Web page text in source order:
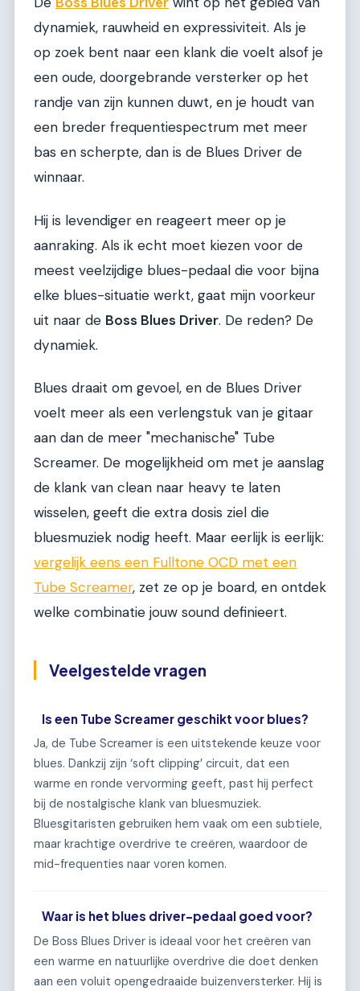
dynamiek, rauwheid en expressiviteit. Als je
op zoek bent naar een klank die voelt alsof je
een oude, doorgebrande versterker op het
randje van zijn kunnen duwt, en je houdt van
een breder frequentiespectrum met meer
bas en scherpte, dan is de Blues Driver de
winnaar.
Hij is levendiger en reageert meer op je
aanraking. Als ik echt moet kiezen voor de
meest veelzijdige blues-pedaal die voor bijna
elke blues-situatie werkt, gaat mijn voorkeur
uit naar de Boss Blues Driver. De reden? De
dynamiek.
Blues draait om gevoel, en de Blues Driver
voelt meer als een verlengstuk van je gitaar
aan dan de meer "mechanische" Tube
Screamer. De mogelijkheid om met je aanslag
de klank van clean naar heavy te laten
wisselen, geeft die extra dosis ziel die
bluesmuziek nodig heeft. Maar eerlijk is eerlijk:
vergelijk eens een Fulltone OCD met een
Tube Screamer, zet ze op je board, en ontdek
welke combinatie jouw sound definieert.
Veelgestelde vragen
Is een Tube Screamer geschikt voor blues?
Ja, de Tube Screamer is een uitstekende keuze voor
blues. Dankzij zijn ‘soft clipping’ circuit, dat een
warme en ronde vervorming geeft, past hij perfect
bij de nostalgische klank van bluesmuziek.
Bluesgitaristen gebruiken hem vaak om een subtiele,
maar krachtige overdrive te creëren, waardoor de
mid-frequenties naar voren komen.
Waar is het blues driver-pedaal goed voor?
De Boss Blues Driver is ideaal voor het creëren van
een warme en natuurlijke overdrive die doet denken
aan een voluit opengedraaide buizenversterker. Hij is